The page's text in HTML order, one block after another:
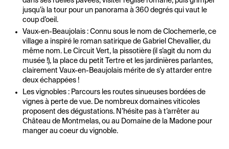
jusqu’à la tour pour un panorama à 360 degrés qui vaut le
coup d’oeil.
Vaux-en-Beaujolais : Connu sous le nom de Clochemerle, ce
village a inspiré le roman satirique de Gabriel Chevallier, du
même nom. Le Circuit Vert, la pissotière (il s’agit du nom du
musée !), la place du petit Tertre et les jardinières parlantes,
clairement Vaux-en-Beaujolais mérite de s’y attarder entre
deux échappées !
Les vignobles : Parcours les routes sinueuses bordées de
vignes à perte de vue. De nombreux domaines viticoles
proposent des dégustations. N’hésite pas à t’arrêter au
Château de Montmelas, ou au Domaine de la Madone pour
manger au coeur du vignoble.